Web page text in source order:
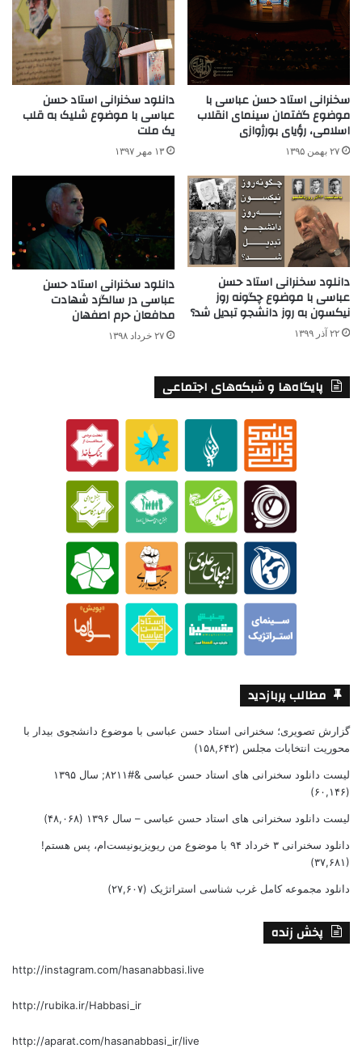
سخنرانی استاد حسن عباسی با
موضوع گفتمان سینمای انقلاب
اسلامی، رؤیای بورژوازی
۲۷ بهمن ۱۳۹۵
دانلود سخنرانی استاد حسن
عباسی با موضوع شلیک به قلب
یک ملت
۱۳ مهر ۱۳۹۷
دانلود سخنرانی استاد حسن
عباسی با موضوع چگونه روز
نیکسون به روز دانشجو تبدیل شد؟
۲۲ آذر ۱۳۹۹
دانلود سخنرانی استاد حسن
عباسی در سالگرد شهادت
مدافعان حرم اصفهان
۲۷ خرداد ۱۳۹۸
پایگاه‌ها و شبکه‌های اجتماعی
مطالب پربازدید
گزارش تصویری؛ سخنرانی استاد حسن عباسی با موضوع دانشجوی بیدار با
محوریت انتخابات مجلس (۱۵۸,۶۴۲)
لیست دانلود سخنرانی های استاد حسن عباسی &#۸۲۱۱; سال ۱۳۹۵
(۶۰,۱۴۶)
لیست دانلود سخنرانی های استاد حسن عباسی – سال ۱۳۹۶ (۴۸,۰۶۸)
دانلود سخنرانی ۳ خرداد ۹۴ با موضوع من ریویزیونیست‌ام، پس هستم!
(۳۷,۶۸۱)
دانلود مجموعه کامل غرب شناسی استراتژیک (۲۷,۶۰۷)
پخش زنده
http://instagram.com/hasanabbasi.live
http://rubika.ir/Habbasi_ir
http://aparat.com/hasanabbasi_ir/live